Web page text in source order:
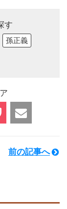
す
孫正義
前の記事へ